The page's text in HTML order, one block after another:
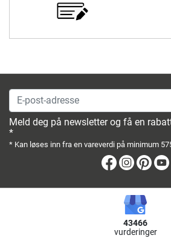
E-post-adresse
Meld deg på newsletter og få en
*
* Kan løses inn fra en vareverdi på minimum
Facebook
43466
vurderinger